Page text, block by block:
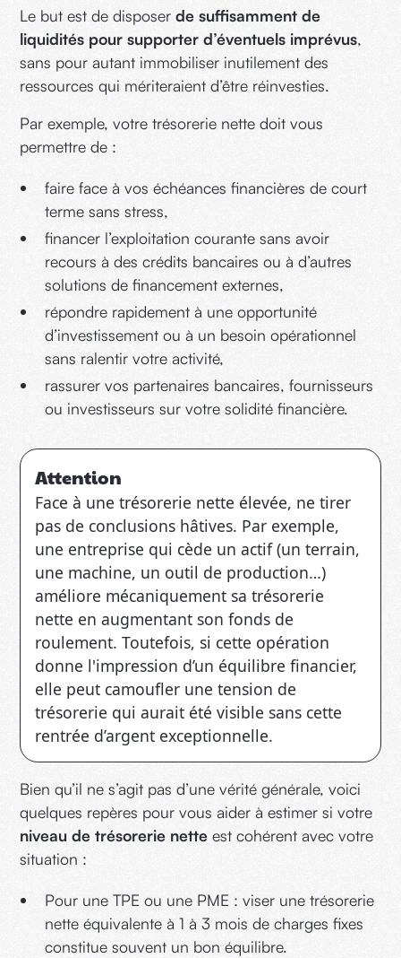
Le but est de disposerde suffisamment de
liquidités pour supporter d’éventuels imprévus,
sans pour autant immobiliser inutilement des
ressources qui mériteraient d’être réinvesties.
Par exemple, votre trésorerie nette doit vous
permettre de :
faire face à vos échéances financières de court
terme sans stress,
financer l’exploitation courante sans avoir
recours à des crédits bancaires ou à d’autres
solutions de financement externes,
répondre rapidement à une opportunité
d’investissement ou à un besoin opérationnel
sans ralentir votre activité,
rassurer vos partenaires bancaires, fournisseurs
ou investisseurs sur votre solidité financière.
Attention
Face à une trésorerie nette élevée, ne tirer
pas de conclusions hâtives. Par exemple,
une entreprise qui cède un actif (un terrain,
une machine, un outil de production…)
améliore mécaniquement sa trésorerie
nette en augmentant son fonds de
roulement. Toutefois, si cette opération
donne l'impression d’un équilibre financier,
elle peut camoufler une tension de
trésorerie qui aurait été visible sans cette
rentrée d’argent exceptionnelle.
Bien qu’il ne s’agit pas d’une vérité générale, voici
quelques repères pour vous aider à estimer si votre
niveau de trésorerie nette est cohérent avec votre
situation :
Pour une TPE ou une PME : viser une trésorerie
nette équivalente à 1 à 3 mois de charges fixes
constitue souvent un bon équilibre.